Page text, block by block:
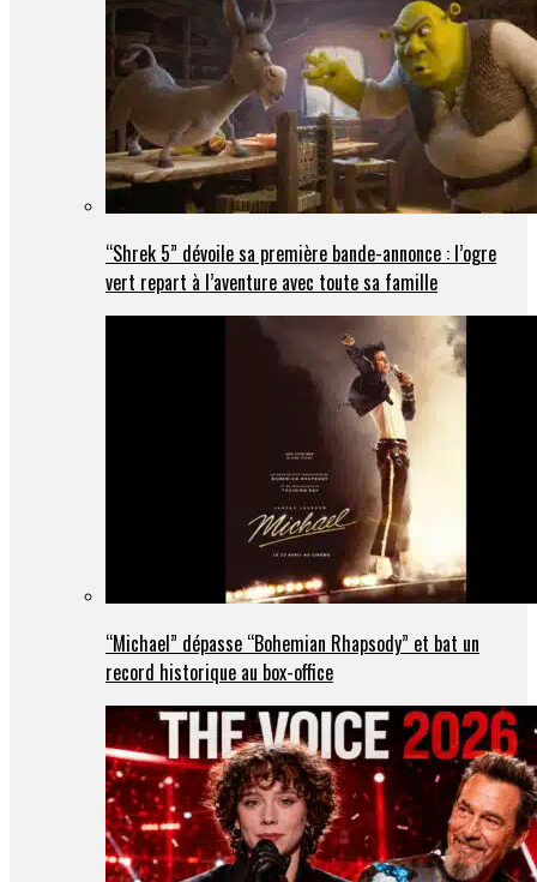
“Shrek 5” dévoile sa première bande-annonce : l’ogre
vert repart à l’aventure avec toute sa famille
“Michael” dépasse “Bohemian Rhapsody” et bat un
record historique au box-office